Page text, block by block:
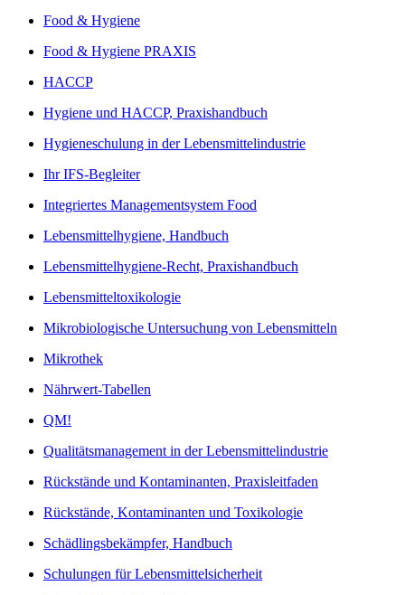
Food & Hygiene
Food & Hygiene PRAXIS
HACCP
Hygiene und HACCP, Praxishandbuch
Hygieneschulung in der Lebensmittelindustrie
Ihr IFS-Begleiter
Integriertes Managementsystem Food
Lebensmittelhygiene, Handbuch
Lebensmittelhygiene-Recht, Praxishandbuch
Lebensmitteltoxikologie
Mikrobiologische Untersuchung von Lebensmitteln
Mikrothek
Nährwert-Tabellen
QM!
Qualitätsmanagement in der Lebensmittelindustrie
Rückstände und Kontaminanten, Praxisleitfaden
Rückstände, Kontaminanten und Toxikologie
Schädlingsbekämpfer, Handbuch
Schulungen für Lebensmittelsicherheit